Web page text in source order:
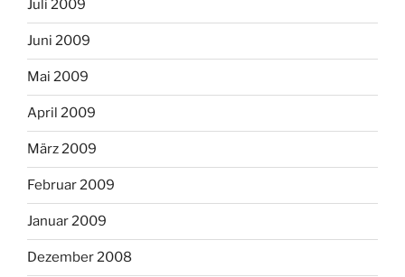
Juli 2009
Juni 2009
Mai 2009
April 2009
März 2009
Februar 2009
Januar 2009
Dezember 2008